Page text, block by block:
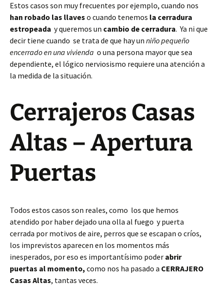
Estos casos son muy frecuentes por ejemplo, cuando nos
han robado las llaves o cuando tenemos la cerradura
estropeada y queremos un cambio de cerradura. Ya ni que
decir tiene cuando se trata de que hay un niño pequeño
encerrado en una vivienda o una persona mayor que sea
dependiente, el lógico nerviosismo requiere una atención a
la medida de la situación.
Cerrajeros Casas
Altas – Apertura
Puertas
Todos estos casos son reales, como los que hemos
atendido por haber dejado una olla al fuego y puerta
cerrada por motivos de aire, perros que se escapan o críos,
los imprevistos aparecen en los momentos más
inesperados, por eso es importantísimo poder abrir
puertas al momento, como nos ha pasado a CERRAJERO
Casas Altas, tantas veces.